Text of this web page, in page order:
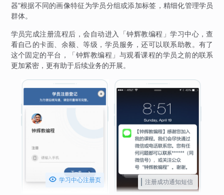
器”根据不同的画像特征为学员分组或添加标签，精细化管理学员
群体。
学员完成注册流程后，会自动进入「钟辉教编程」学习中心，查
看自己的卡面、余额、等级，学员服务，还可以联系助教。有了
这个固定的平台，「钟辉教编程」与观看课程的学员之前的联系
更加紧密，更有助于后续业务的开展。
 学习中心注册页 注册成功通知短信